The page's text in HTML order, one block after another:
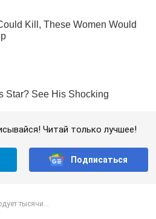
Читай только лучшее!
Подписаться
тысячи...